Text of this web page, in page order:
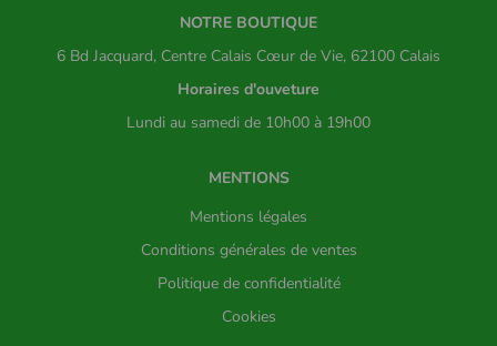
NOTRE BOUTIQUE
6 Bd Jacquard, Centre Calais Cœur de Vie, 62100 Calais
Horaires d'ouveture
Lundi au samedi de 10h00 à 19h00
MENTIONS
Mentions légales
Conditions générales de ventes
Politique de confidentialité
Cookies